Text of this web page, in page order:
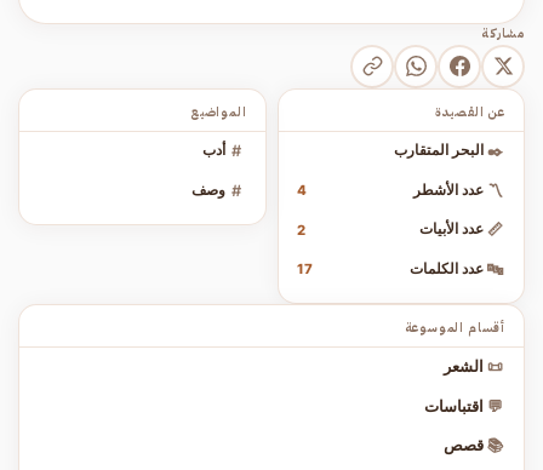
مشاركة
المواضيع
# أدب
# وصف
عن القصيدة
✒️ البحر المتقارب
〽️ عدد الأشطر 4
📏 عدد الأبيات 2
🔤 عدد الكلمات 17
أقسام الموسوعة
📜 الشعر
💬 اقتباسات
📚 قصص